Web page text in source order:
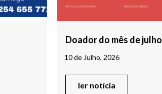
Doador do mês de julho
10 de Julho, 2026
ler notícia